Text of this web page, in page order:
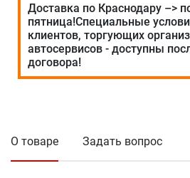
Доставка по Краснодару –>
пятница!Специальные
клиентов, торгующих
автосервисов - доступны
договора!
О товаре Задать вопрос